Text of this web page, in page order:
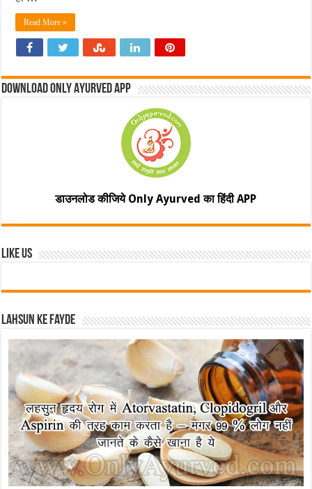
Read More »
Download Only Ayurved App
डाउनलोड कीजिये Only Ayurved का हिंदी APP
Like Us
Lahsun ke fayde